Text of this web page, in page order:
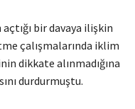
bir davaya ilişkin
çalışmalarında iklim
dikkate alınmadığına
durdurmuştu.